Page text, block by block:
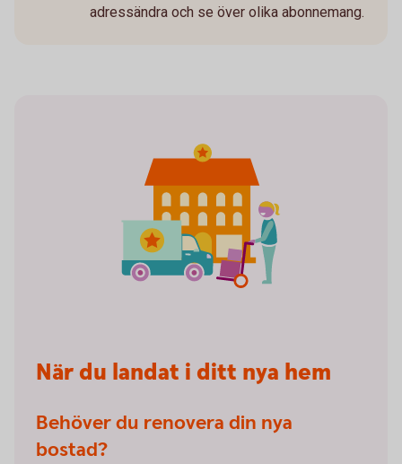
adressändra och se över olika abonnemang.
När du landat i ditt nya hem
Behöver du renovera din nya
bostad?